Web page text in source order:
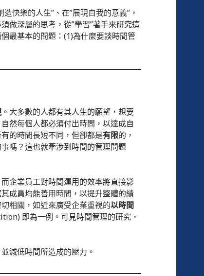
快樂的人生”、在”展現自我的意義”，
做深層的思考，從”學習”著手來研究這
最基本的問題：(1)為什麼要談時間管
。大多數的人都有其人生的願望，想要
然每個人都必須付出時間，以達成自
的時間長短不同，但卻都是有限的，
嗎？這也就牽涉到時間的管理問題
企業員工對時間運用的效率將直接影
成員均能善用時間，以提升整體的績
相關，如近來廣受企業重視的以時間
即為一例。可見時間管理的研究，
減低時間所造成的壓力。